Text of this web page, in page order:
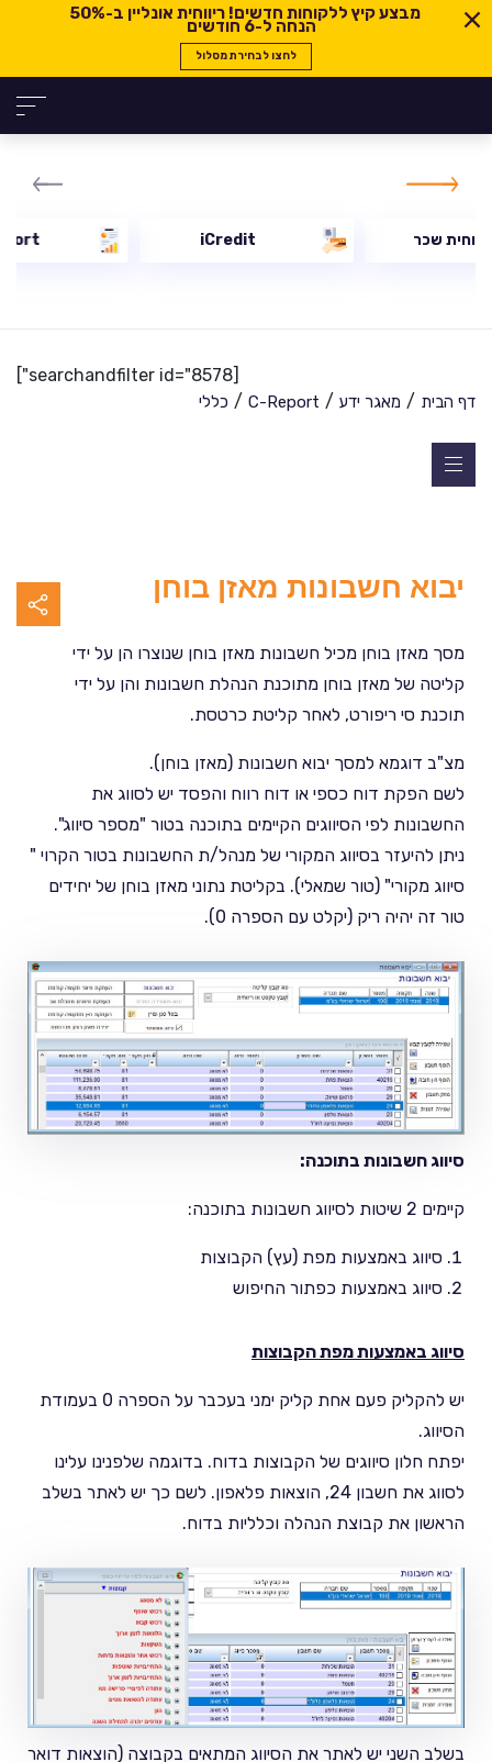
מבצע קיץ ללקוחות חדשים! ריווחית אונליין ב-50%
הנחה ל-6 חודשים
לחצו לבחירת מסלול
ריווחית שכר iCredit
[searchandfilter id="8578"]
דף הבית / מאגר ידע /
C-Report
/ כללי
יבוא חשבונות מאזן בוחן
מסך מאזן בוחן מכיל חשבונות מאזן בוחן שנוצרו הן על ידי
קליטה של מאזן בוחן מתוכנת הנהלת חשבונות והן על ידי
תוכנת סי ריפורט, לאחר קליטת כרטסת.
מצ"ב דוגמא למסך יבוא חשבונות (מאזן בוחן).
לשם הפקת דוח כספי או דוח רווח והפסד יש לסווג את
החשבונות לפי הסיווגים הקיימים בתוכנה בטור "מספר סיווג".
ניתן להיעזר בסיווג המקורי של מנהל/ת החשבונות בטור הקרוי "
סיווג מקורי" (טור שמאלי). בקליטת נתוני מאזן בוחן של יחידים
טור זה יהיה ריק (יקלט עם הספרה 0).
סיווג חשבונות בתוכנה:
קיימים 2 שיטות לסיווג חשבונות בתוכנה:
סיווג באמצעות מפת (עץ) הקבוצות
סיווג באמצעות כפתור החיפוש
סיווג באמצעות מפת הקבוצות
יש להקליק פעם אחת קליק ימני בעכבר על הספרה 0 בעמודת
הסיווג.
יפתח חלון סיווגים של הקבוצות בדוח. בדוגמה שלפנינו עלינו
לסווג את חשבון 24, הוצאות פלאפון. לשם כך יש לאתר בשלב
הראשון את קבוצת הנהלה וכלליות בדוח.
בשלב השני יש לאתר את הסיווג המתאים בקבוצה (הוצאות דואר